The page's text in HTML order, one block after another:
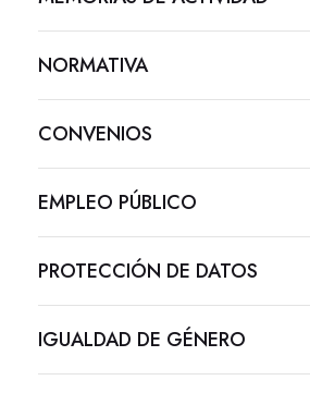
NORMATIVA
CONVENIOS
EMPLEO PÚBLICO
PROTECCIÓN DE DATOS
IGUALDAD DE GÉNERO